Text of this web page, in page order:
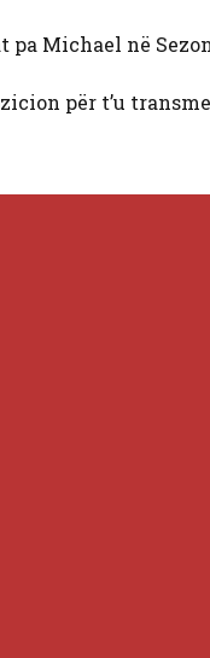
pa Michael në
për t’u